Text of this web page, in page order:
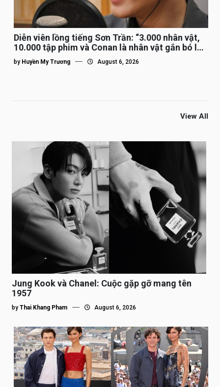
Diễn viên lồng tiếng Sơn Trần: “3.000 nhân vật,
10.000 tập phim và Conan là nhân vật gắn bó lâu
nhất”
by Huyền My Trương August 6, 2026
View All
Jung Kook và Chanel: Cuộc gặp gỡ mang tên
1957
by Thai Khang Pham August 6, 2026